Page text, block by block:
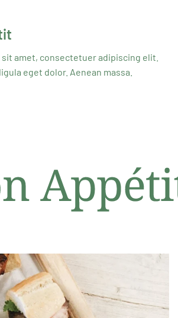
amet, consectetuer adipiscing elit.
eget dolor. Aenean massa.